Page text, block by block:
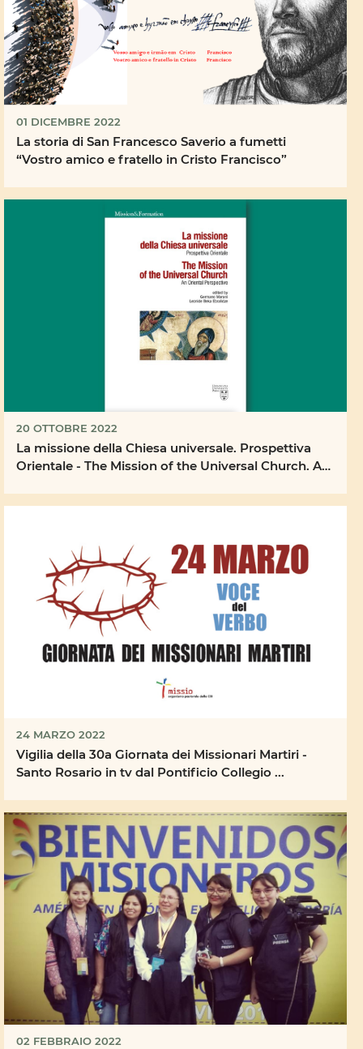
01 DICEMBRE 2022
La storia di San Francesco Saverio a fumetti
“Vostro amico e fratello in Cristo Francisco”
20 OTTOBRE 2022
La missione della Chiesa universale. Prospettiva
Orientale - The Mission of the Universal Church. An
24 MARZO 2022
Vigilia della 30a Giornata dei Missionari Martiri -
Santo Rosario in tv dal Pontificio Collegio ...
02 FEBBRAIO 2022